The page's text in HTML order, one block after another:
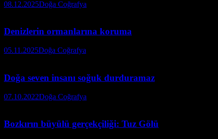
08.12.2025Doğa Coğrafya
Denizlerin ormanlarına koruma
05.11.2025Doğa Coğrafya
Doğa seven insanı soğuk durduramaz
07.10.2022Doğa Coğrafya
Bozkırın büyülü gerçekçiliği: Tuz Gölü